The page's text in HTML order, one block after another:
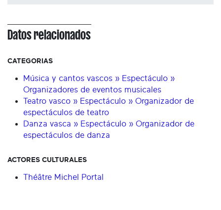
Datos relacionados
CATEGORIAS
Música y cantos vascos » Espectáculo »
Organizadores de eventos musicales
Teatro vasco » Espectáculo » Organizador de
espectáculos de teatro
Danza vasca » Espectáculo » Organizador de
espectáculos de danza
ACTORES CULTURALES
Théâtre Michel Portal